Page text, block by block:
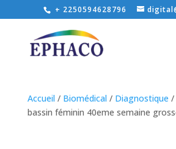
+ 2250594628796
Accueil / Biomédical / Diagnostique /
bassin féminin 40eme semaine